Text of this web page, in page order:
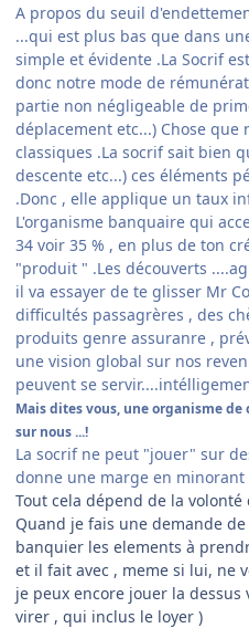
A propos du seuil
...qui est plus bas que dans
simple et évidente .La Socrif
donc notre mode de
partie non négligeable de
déplacement etc...) Chose
classiques .La socrif sait bien
descente etc...) ces éléments
.Donc , elle applique un taux
L'organisme banquaire qui
34 voir 35 % , en plus de ton
"produit " .Les découverts
il va essayer de te glisser Mr
difficultés passagrères , des
produits genre assuranre ,
une vision global sur nos
peuvent se
Mais dites vous, une organisme
sur nous ...!
La socrif ne peut "jouer" sur
donne une marge en
Tout cela dépend de la
Quand je fais une demande
banquier les elements à
et il fait avec , meme si lui, ne
je peux encore jouer la
virer , qui inclus le loyer )